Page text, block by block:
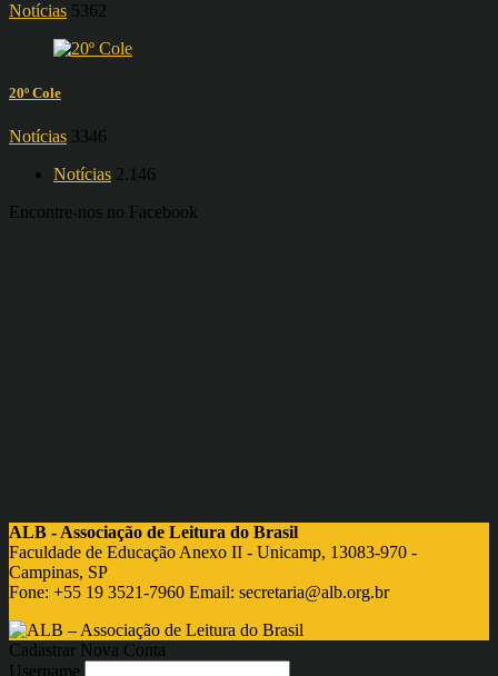
Notícias 5362
20º Cole
Notícias 3346
Notícias 2.146
Encontre-nos no Facebook
ALB - Associação de Leitura do Brasil
Faculdade de Educação Anexo II - Unicamp, 13083-970 -
Campinas, SP
Fone: +55 19 3521-7960 Email: secretaria@alb.org.br
Cadastrar Nova Conta
Username